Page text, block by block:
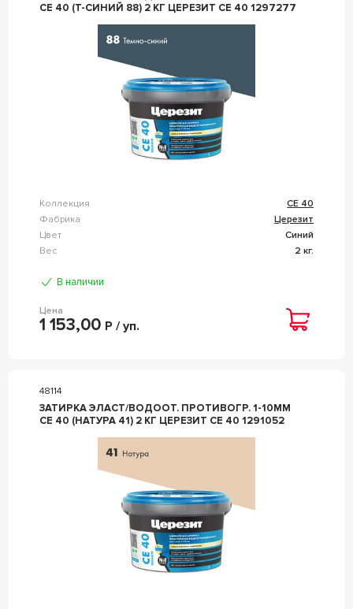
СЕ 40 (Т-СИНИЙ 88) 2 КГ ЦЕРЕЗИТ CE 40 1297277
Коллекция
CE 40
Фабрика
Церезит
Цвет
Синий
Вес
2 кг.
В наличии
Цена
1 153,00 Р / уп.
48114
ЗАТИРКА ЭЛАСТ/ВОДООТ. ПРОТИВОГР. 1-10ММ
СЕ 40 (НАТУРА 41) 2 КГ ЦЕРЕЗИТ CE 40 1291052